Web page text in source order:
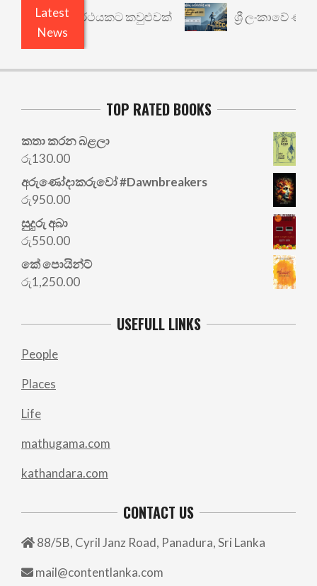
Latest
News
වෙනත් යථාර්ථයකට කවුළුවක් ශ්‍රී ලංකාවේ ණය
TOP RATED BOOKS
කතා කරන බළලා
රු130.00
අරු‍ණෝදාකරුවෝ #Dawnbreakers
රු950.00
සුදුරු අබා
රු550.00
කේ පොයින්ට්
රු1,250.00
USEFULL LINKS
People
Places
Life
mathugama.com
kathandara.com
CONTACT US
88/5B, Cyril Janz Road, Panadura, Sri Lanka
mail@contentlanka.com